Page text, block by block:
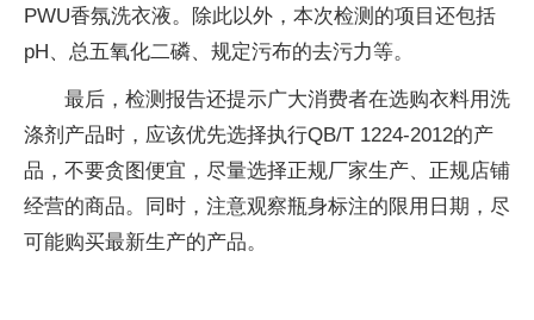
PWU香氛洗衣液。除此以外，本次检测的项目还包括
pH、总五氧化二磷、规定污布的去污力等。
最后，检测报告还提示广大消费者在选购衣料用洗
涤剂产品时，应该优先选择执行QB/T 1224-2012的产
品，不要贪图便宜，尽量选择正规厂家生产、正规店铺
经营的商品。同时，注意观察瓶身标注的限用日期，尽
可能购买最新生产的产品。